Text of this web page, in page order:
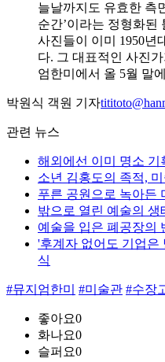
늘날까지도 유효한 측
순간’이라는 정형화된
사진들이 이미 1950년
다. 그 대표적인 사진
엄한미에서 올 5월 말
박원식 객원 기자
관련 뉴스
해외에선 이미 명소 기
소년 김홍도의 족적,
푸른 공원으로 녹아든
밖으로 열린 예술의
예술을 입은 폐공장의
'후계자 없어도 기업
식
#뮤지엄한미 #미술관 #수장
좋아요0
화나요0
슬퍼요0